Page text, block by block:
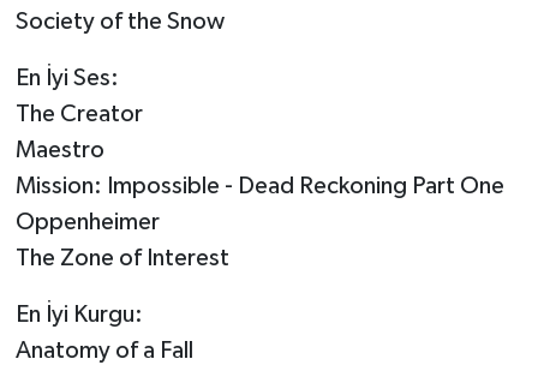
Society of the Snow
En İyi Ses:
The Creator
Maestro
Mission: Impossible - Dead Reckoning Part One
Oppenheimer
The Zone of Interest
En İyi Kurgu:
Anatomy of a Fall